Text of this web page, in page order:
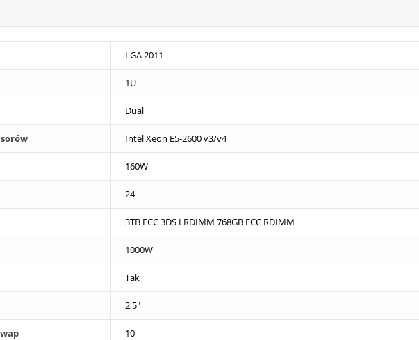
LGA 2011
1U
Dual
Intel Xeon E5-2600 v3/v4
160W
24
3TB ECC 3DS LRDIMM 768GB ECC RDIMM
1000W
Tak
2,5"
10